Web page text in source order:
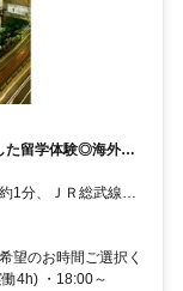
た留学体験◎海外ゲ
1分、ＪＲ総武線各
口徒歩約1分
望のお時間ご選択く
4h) ・18:00～